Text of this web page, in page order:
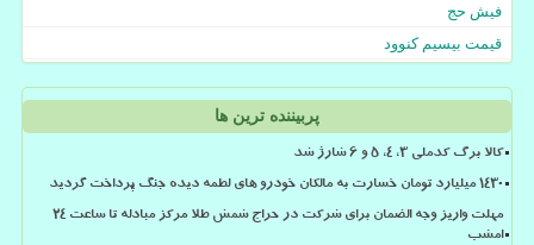
فیش حج
قیمت بیسیم کنوود
پربیننده ترین ها
کالا برگ کدملی 3، 4، 5 و 6 شارژ شد
۱۴۳۰ میلیارد تومان خسارت به مالکان خودرو های لطمه دیده جنگ پرداخت گردید
مهلت واریز وجه الضمان برای شرکت در حراج شمش طلا مرکز مبادله تا ساعت ۲۴
امشب